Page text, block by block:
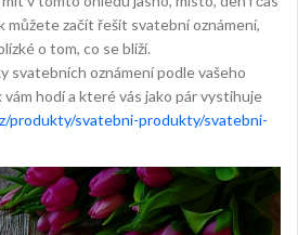
můžete začít řešit svatební oznámení,
o tom, co se blíží.
svatebních oznámení podle vašeho
hodí a které vás jako pár vystihuje
produkty/svatebni-produkty/svatebni-